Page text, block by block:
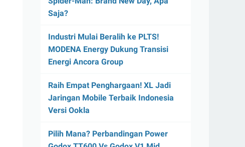
Saja?
Industri Mulai Beralih ke PLTS!
MODENA Energy Dukung Transisi
Energi Ancora Group
Raih Empat Penghargaan! XL Jadi
Jaringan Mobile Terbaik Indonesia
Versi Ookla
Pilih Mana? Perbandingan Power